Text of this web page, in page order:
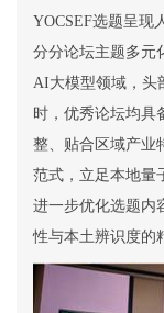
YOCSEF选题呈现
分分论坛主题多元
AI大模型领域，头
时，优秀论坛均具
整、贴合区域产业
范式，立足本地量
进一步优化选题内
性与本土辨识度的